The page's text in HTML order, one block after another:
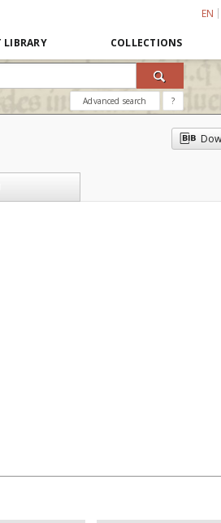
EN
LIBRARY COLLECTIONS
Advanced search ?